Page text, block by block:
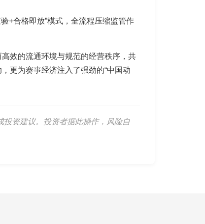
+合格即放”模式，全流程压缩监管作
效的流通环境与规范的经营秩序，共
更为赛事经济注入了强劲的“中国动
资建议。投资者据此操作，风险自